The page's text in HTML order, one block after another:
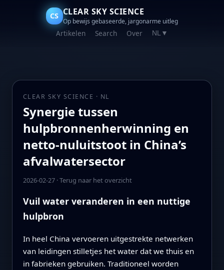
CS CLEAR SKY SCIENCE
Op bewijs gebaseerde, jargonarme uitleg
Artikelen Search Over NL ▼
CLEAR SKY SCIENCE · NL
Synergie tussen
hulpbronnenherwinning en
netto‑nuluitstoot in China’s
afvalwatersector
2026-02-27·Terug naar het overzicht
Vuil water veranderen in een nuttige
hulpbron
In heel China vervoeren uitgestrekte netwerken
van leidingen stilletjes het water dat we thuis en
in fabrieken gebruiken. Traditioneel worden